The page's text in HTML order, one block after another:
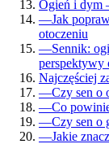
Ogień i dym
—Jak
otoczeniu
—Sennik:
perspektywy
Najczęściej
—Czy sen o
—Co
—Czy sen o
—Jakie